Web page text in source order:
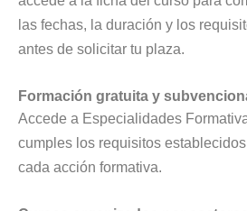
las fechas, la duración y los
antes de solicitar tu plaza.
Formación gratuita y
Accede a Especialidades
cumples los requisitos
cada acción formativa.